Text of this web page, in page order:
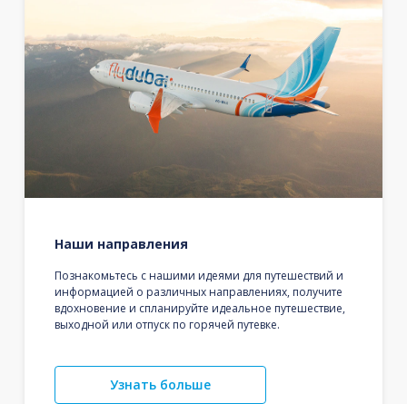
Наши направления
Познакомьтесь с нашими идеями для путешествий и
информацией о различных направлениях, получите
вдохновение и спланируйте идеальное путешествие,
выходной или отпуск по горячей путевке.
Узнать больше